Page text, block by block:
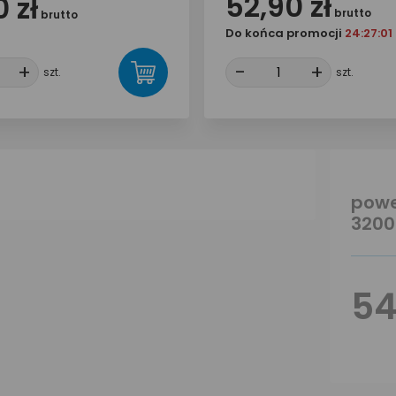
zł brutto
+ +
szt.
brutto
Do końca promocji 24:27:00
- + +
szt.